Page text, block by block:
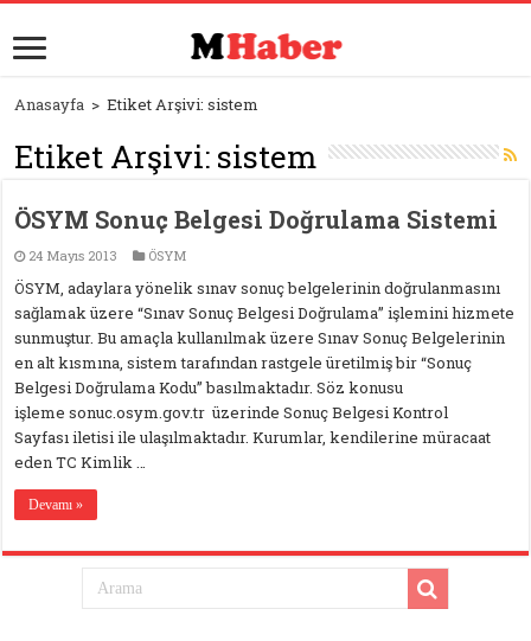
Anasayfa > Etiket Arşivi: sistem
Etiket Arşivi: sistem
ÖSYM Sonuç Belgesi Doğrulama Sistemi
24 Mayıs 2013 ÖSYM
ÖSYM, adaylara yönelik sınav sonuç belgelerinin doğrulanmasını
sağlamak üzere “Sınav Sonuç Belgesi Doğrulama” işlemini hizmete
sunmuştur. Bu amaçla kullanılmak üzere Sınav Sonuç Belgelerinin
en alt kısmına, sistem tarafından rastgele üretilmiş bir “Sonuç
Belgesi Doğrulama Kodu” basılmaktadır. Söz konusu
işleme sonuc.osym.gov.tr üzerinde Sonuç Belgesi Kontrol
Sayfası iletisi ile ulaşılmaktadır. Kurumlar, kendilerine müracaat
eden TC Kimlik …
Devamı »